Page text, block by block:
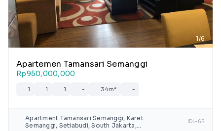
1/6
Apartemen Tamansari Semanggi
Rp950,000,000
1 1 1 - 34m² -
Apartment Tamansari Semanggi, Karet
Semanggi, Setiabudi, South Jakarta,
IDL-62